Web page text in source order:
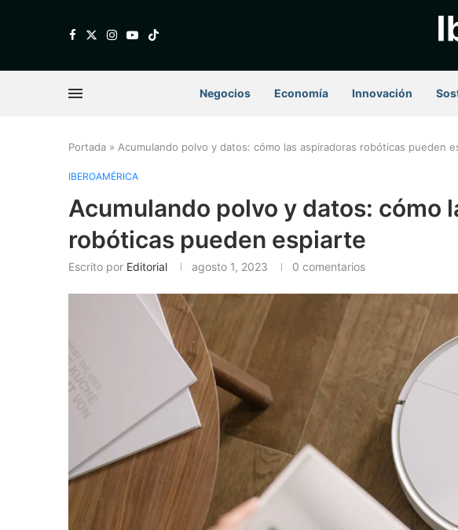
Negocios Economía Innovación
Portada » Acumulando polvo y datos: cómo las aspiradoras robóticas pueden
IBEROAMÉRICA
Acumulando polvo y datos: cómo
robóticas pueden espiarte
Escrito por Editorial agosto 1, 2023 0 comentarios